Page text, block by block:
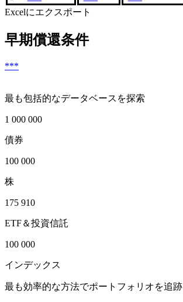
Excelにエクスポート
早期償還条件
***
最も包括的なデータベースを探索
1 000 000
債券
100 000
株
175 910
ETF＆投資信託
100 000
インデックス
最も効率的な方法でポートフォリオを追跡